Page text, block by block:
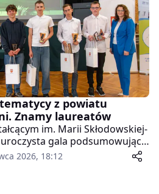
z powiatu
Znamy laureatów
im. Marii Skłodowskiej-
uroczysta gala podsumowująca
dla uczniów
Podczas wydarzenia
2026, 18:12